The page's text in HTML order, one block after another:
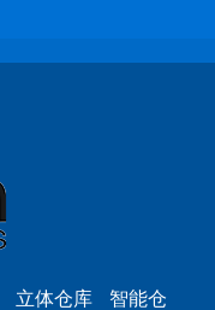
立体仓库
智能仓